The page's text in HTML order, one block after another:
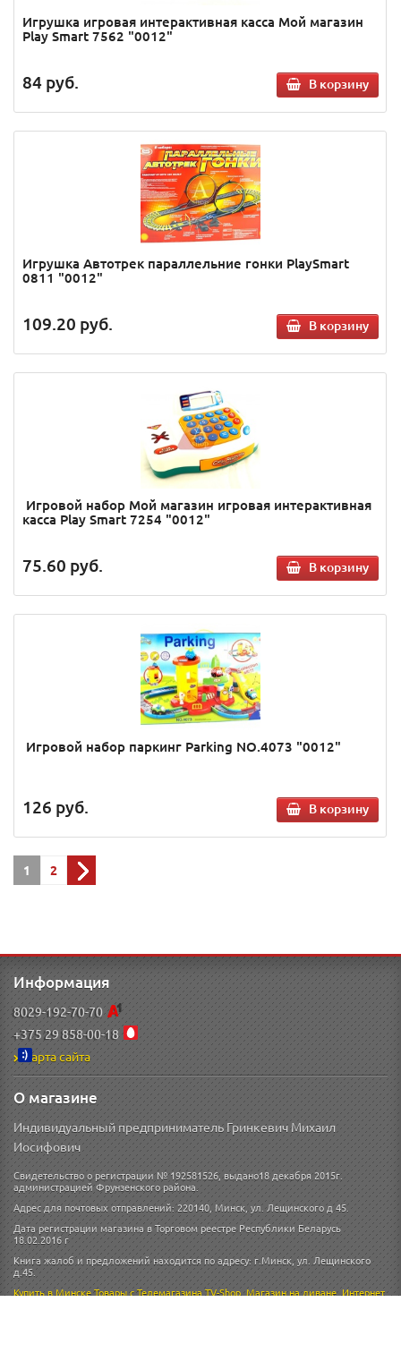
Игрушка игровая интерактивная касса Мой магазин
Play Smart 7562 "0012"
84 руб. В корзину
Игрушка Автотрек параллельние гонки PlaySmart
0811 "0012"
109.20 руб. В корзину
Игровой набор Мой магазин игровая интерактивная
касса Play Smart 7254 "0012"
75.60 руб. В корзину
Игровой набор паркинг Parking NO.4073 "0012"
126 руб. В корзину
1 2
Информация
8029-192-70-70
+375 29 858-00-18
Карта сайта
О магазине
Индивидуальный предприниматель Гринкевич Михаил
Иосифович
Свидетельство о регистрации № 192581526, выдано18 декабря 2015г.
администрацией Фрунзенского района.
Адрес для почтовых отправлений: 220140, Минск, ул. Лещинского д 45.
Дата регистрации магазина в Торговом реестре Республики Беларусь
18.02.2016 г
Книга жалоб и предложений находится по адресу: г.Минск, ул. Лещинского
д.45.
Купить в МинскеТовары с Телемагазина TV-Shop,Магазин на диване,Интернет